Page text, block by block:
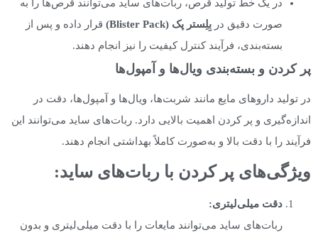
در یک خط تولید قرص، ربات‌های ساید می‌توانند قرص‌ها را به
صورت دقیق در بِلِستر پک (Blister Pack)
قرار داده و پس از
بسته‌بندی، فرآیند کنترل کیفیت را نیز انجام دهند.
پر کردن و بسته‌بندی ویال‌ها و آمپول‌ها
در تولید داروهای مایع مانند شربت‌ها، ویال‌ها و آمپول‌ها، دقت در
اندازه‌گیری و پر کردن اهمیت بالایی دارد. ربات‌های ساید می‌توانند این
فرآیند را با دقت بالا و به‌صورت کاملاً بهداشتی انجام دهند.
ویژگی‌های پر کردن با ربات‌های ساید:
دقت میلی‌لیتری:
ربات‌های ساید می‌توانند مایعات را با دقت میلی‌لیتری و بدون